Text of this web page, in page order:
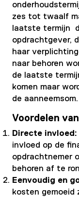
zes tot twaalf
laatste termijn
opdrachtgever,
haar
naar behoren
de laatste
komen maar
de aanneemsom.
Voordelen
Directe invloed:
invloed op de
opdrachtnemer
behoren af te
Eenvoudig en
kosten gemoeid